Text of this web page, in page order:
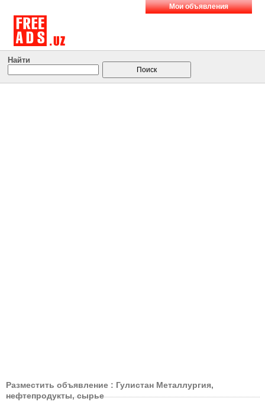
Мои объявления
Найти
Разместить объявление : Гулистан Металлургия,
нефтепродукты, сырье